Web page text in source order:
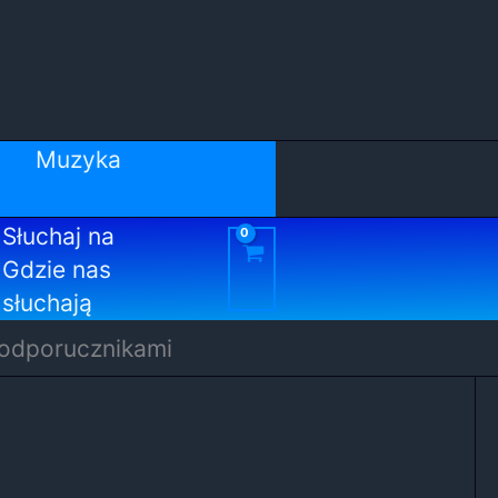
Muzyka
Słuchaj na
Gdzie nas
słuchają